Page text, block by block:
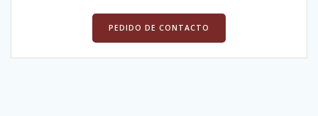
PEDIDO DE CONTACTO